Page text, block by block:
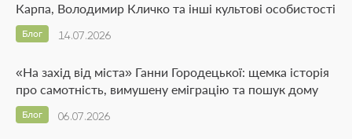
Карпа, Володимир Кличко та інші культові особистості
14.07.2026
Блог
«На захід від міста» Ганни Городецької: щемка історія
про самотність, вимушену еміграцію та пошук дому
06.07.2026
Блог